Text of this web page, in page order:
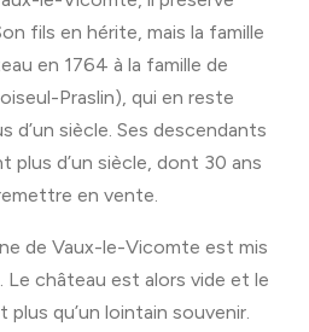
fils en hérite, mais la famille
en 1764 à la famille de
Praslin), qui en reste
d’un siècle. Ses descendants
plus d’un siècle, dont 30 ans
en vente.
de Vaux-le-Vicomte est mis
Le château est alors vide et le
plus qu’un lointain souvenir.